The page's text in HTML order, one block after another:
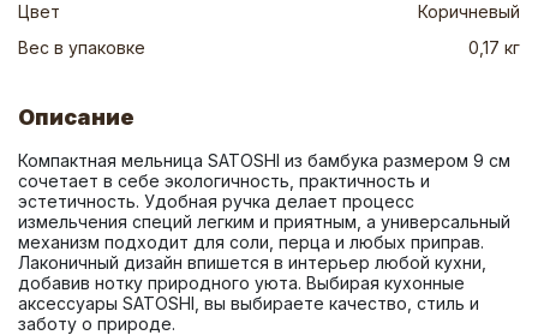
Цвет
Коричневый
Вес в упаковке
0,17 кг
Описание
Компактная мельница SATOSHI из бамбука размером 9 см
сочетает в себе экологичность, практичность и
эстетичность. Удобная ручка делает процесс
измельчения специй легким и приятным, а универсальный
механизм подходит для соли, перца и любых приправ.
Лаконичный дизайн впишется в интерьер любой кухни,
добавив нотку природного уюта. Выбирая кухонные
аксессуары SATOSHI, вы выбираете качество, стиль и
заботу о природе.